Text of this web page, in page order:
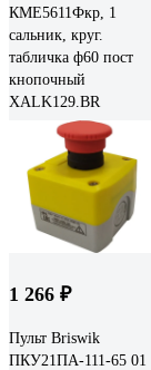
КМЕ5611Фкр, 1
сальник, круг.
табличка ф60 пост
кнопочный
XALK129.BR
1 266 ₽
Пульт Briswik
ПКУ21ПА-111-65 01